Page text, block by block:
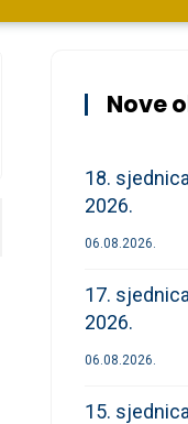
Nove
18.
2026.
06.08.2026.
17.
2026.
06.08.2026.
15.